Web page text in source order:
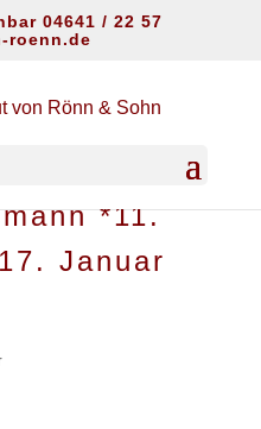
04641 / 22 57
roenn.de
*11.
Januar